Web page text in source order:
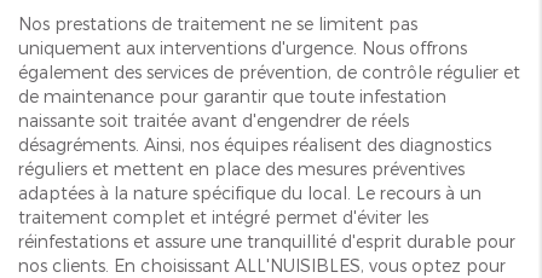
Nos prestations de traitement ne se limitent pas
uniquement aux interventions d'urgence. Nous offrons
également des services de prévention, de contrôle régulier et
de maintenance pour garantir que toute infestation
naissante soit traitée avant d'engendrer de réels
désagréments. Ainsi, nos équipes réalisent des diagnostics
réguliers et mettent en place des mesures préventives
adaptées à la nature spécifique du local. Le recours à un
traitement complet et intégré permet d'éviter les
réinfestations et assure une tranquillité d'esprit durable pour
nos clients. En choisissant ALL'NUISIBLES, vous optez pour